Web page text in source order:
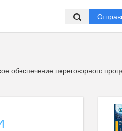
обеспечение переговорного